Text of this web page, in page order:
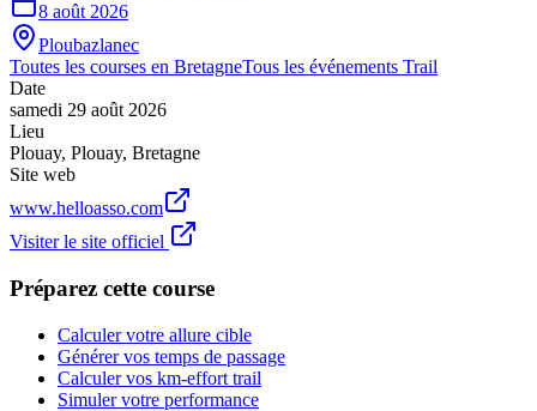
8 août 2026
Ploubazlanec
Toutes les courses en BretagneTous les événements Trail
Date
samedi 29 août 2026
Lieu
Plouay, Plouay, Bretagne
Site web
www.helloasso.com
Visiter le site officiel
Préparez cette course
Calculer votre allure cible
Générer vos temps de passage
Calculer vos km-effort trail
Simuler votre performance